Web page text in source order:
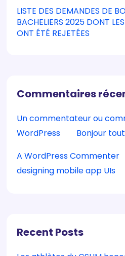
LISTE DES DEMANDES DE
BACHELIERS 2025 DONT
ONT ÉTÉ REJETÉES
Commentaires
Un commentateur ou
WordPress
Bonjour
A WordPress Commenter
designing mobile app UIs
Recent Posts